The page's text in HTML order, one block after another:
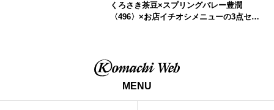
くろさき茶豆×スプリングバレー豊潤
〈496〉×お店イチオシメニューの3点セッ
MENU